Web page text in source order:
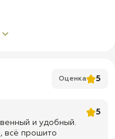
застежкойОценка 5
5
и удобный.
всё прошито